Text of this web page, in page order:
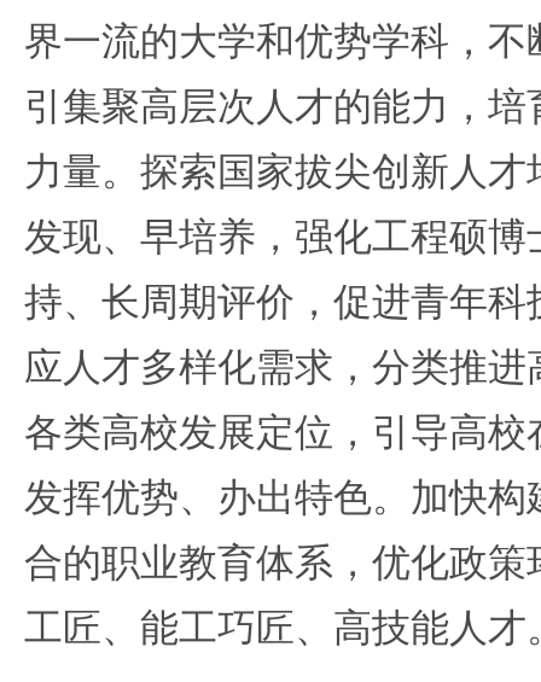
界一流的大学和优势学科，
引集聚高层次人才的能力，
力量。探索国家拔尖创新人
发现、早培养，强化工程硕
持、长周期评价，促进青年
应人才多样化需求，分类推
各类高校发展定位，引导高
发挥优势、办出特色。加快
合的职业教育体系，优化政
工匠、能工巧匠、高技能人才